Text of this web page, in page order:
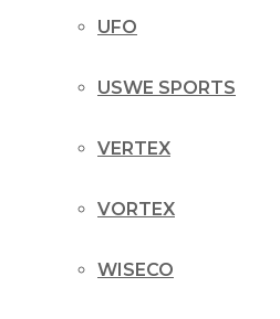
UFO
USWE SPORTS
VERTEX
VORTEX
WISECO